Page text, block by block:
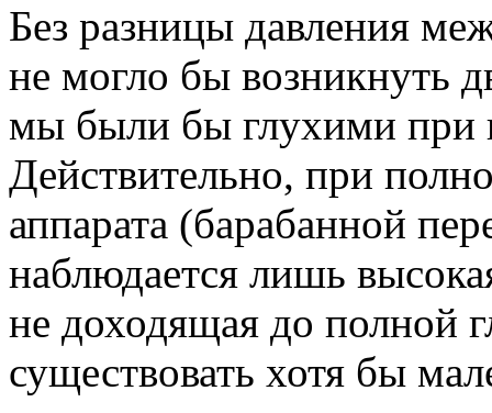
Без разницы давления
не могло бы возникнуть
мы были бы глухими при
Действительно, при
аппарата (барабанной
наблюдается лишь
не доходящая до полной
существовать хотя бы